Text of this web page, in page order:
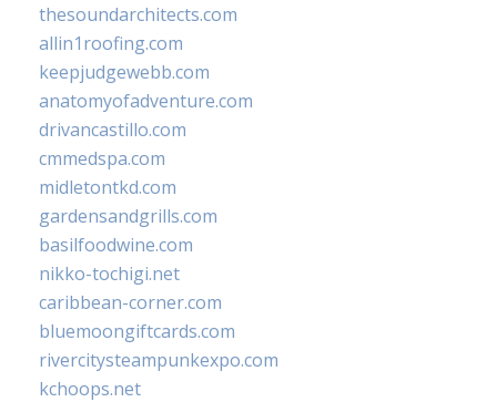
thesoundarchitects.com
allin1roofing.com
keepjudgewebb.com
anatomyofadventure.com
drivancastillo.com
cmmedspa.com
midletontkd.com
gardensandgrills.com
basilfoodwine.com
nikko-tochigi.net
caribbean-corner.com
bluemoongiftcards.com
rivercitysteampunkexpo.com
kchoops.net